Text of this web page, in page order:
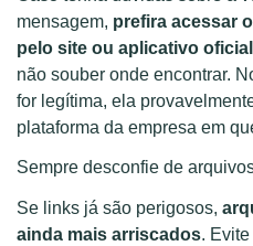
mensagem, prefira acessar
pelo site ou aplicativo oficial
não souber onde encontrar.
for legítima, ela
plataforma da empresa em
Sempre desconfie de
Se links já são perigosos,
ainda mais arriscados.